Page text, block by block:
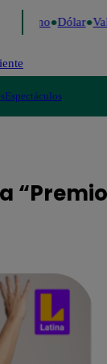
peruano Dólar
Espectáculos